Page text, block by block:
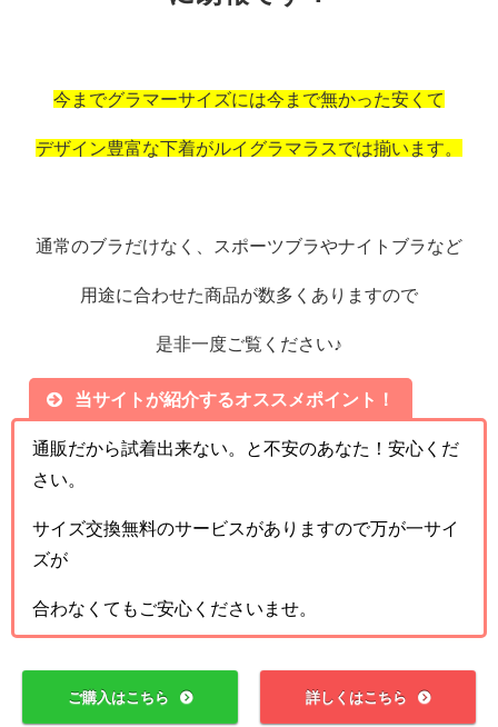
今までグラマーサイズには今 まで無かった安くて
デザイン豊富な下着がルイグラマラスでは揃います。
通常のブラだけなく、スポーツブラやナイトブラなど
用途に合わせた商品が数多くありますので
是非一度ご覧ください♪
当サイトが紹介するオススメポイント！
通販だから試着出来ない。と不安のあなた！安心くだ
さい。
サイズ交換無料のサービスがありますので万が一サイ
ズが
合わなくてもご安心くださいませ。
ご購入はこちら 詳しくはこちら